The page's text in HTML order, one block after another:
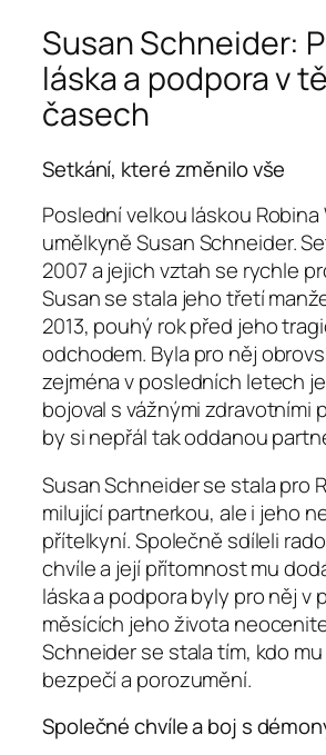
Susan Schneider:
láska a podpora v
časech
Setkání, které změnilo vše
Poslední velkou láskou Robina
umělkyně Susan Schneider.
2007 a jejich vztah se rychle
Susan se stala jeho třetí
2013, pouhý rok před jeho
odchodem. Byla pro něj
zejména v posledních letech
bojoval s vážnými zdravotními
by si nepřál tak oddanou
Susan Schneider se stala pro
milující partnerkou, ale i jeho
přítelkyní. Společně sdíleli
chvíle a její přítomnost mu
láska a podpora byly pro něj v
měsících jeho života
Schneider se stala tím, kdo
bezpečí a porozumění.
Společné chvíle a boj s